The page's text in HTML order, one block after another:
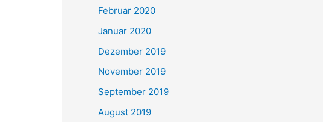
Februar 2020
Januar 2020
Dezember 2019
November 2019
September 2019
August 2019